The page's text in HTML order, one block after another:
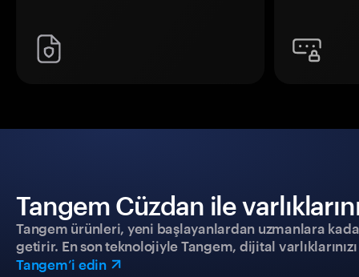
Tangem Cüzdan ile
Tangem ürünleri, yeni başlayanlardan uzmanlara
getirir. En son teknolojiyle Tangem, dijital
Tangem’i edin